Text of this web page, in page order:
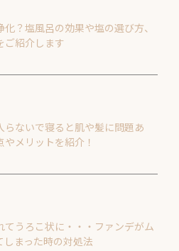
？塩風呂の効果や塩の選び方、
ご紹介します
らないで寝ると肌や髪に問題あ
やメリットを紹介！
てうろこ状に・・・ファンデがム
しまった時の対処法